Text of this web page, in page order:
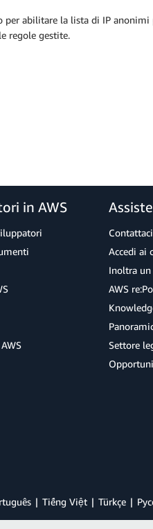
per abilitare la lista di IP
regole gestite.
in AWS
Contattaci
Accedi ai
Inoltra
AWS
Settore
Tiếng Việt Türkçe